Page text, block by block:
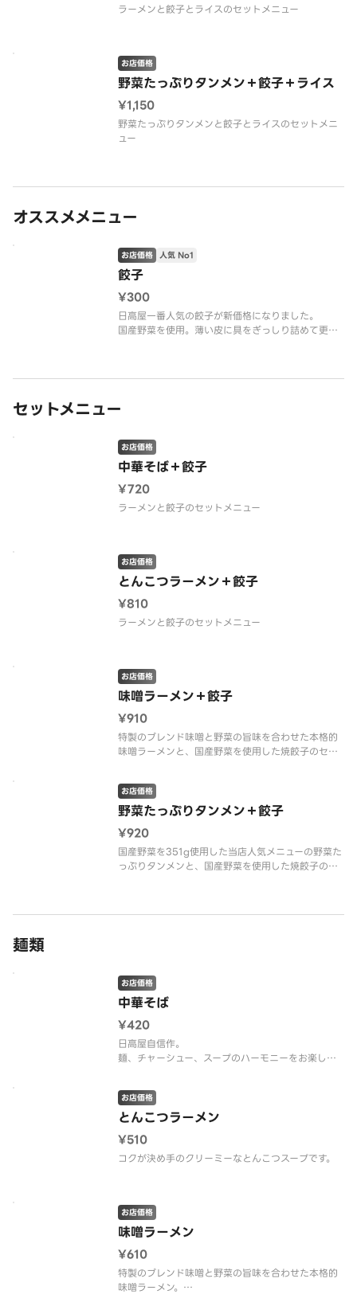
ラーメンと餃子とライスのセットメニュー
野菜たっぷりタンメン＋餃子＋ライス
お店価格
¥1,150
野菜たっぷりタンメンと餃子とライスのセットメニ
ュー
オススメメニュー
餃子
お店価格 人気 No1
¥300
日高屋一番人気の餃子が新価格になりました。
国産野菜を使用。薄い皮に具をぎっしり詰めて更に
セットメニュー
中華そば＋餃子
お店価格
¥720
ラーメンと餃子のセットメニュー
とんこつラーメン＋餃子
お店価格
¥810
ラーメンと餃子のセットメニュー
味噌ラーメン＋餃子
お店価格
¥910
特製のブレンド味噌と野菜の旨味を合わせた本格的
味噌ラーメンと、国産野菜を使用した焼餃子のセッ
野菜たっぷりタンメン＋餃子
お店価格
¥920
国産野菜を351g使用した当店人気メニューの野菜た
っぷりタンメンと、国産野菜を使用した焼餃子のセ
麺類
中華そば
お店価格
¥420
日高屋自信作。
麺、チャーシュー、スープのハーモニーをお楽しみ
とんこつラーメン
お店価格
¥510
コクが決め手のクリーミーなとんこつスープです。
味噌ラーメン
お店価格
¥610
特製のブレンド味噌と野菜の旨味を合わせた本格的
味噌ラーメン。